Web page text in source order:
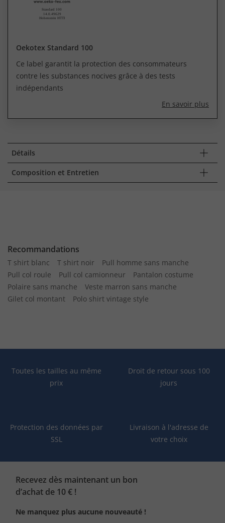
Oekotex Standard 100
Ce label garantit la protection des consommateurs
contre les substances nocives grâce à des tests
indépendants
En savoir plus
Détails
Composition et Entretien
Recommandations
T shirt blanc T shirt noir
Pull homme sans manche
Pull col roule
Pull col camionneur
Pantalon costume
Polaire sans manche
Veste marron sans manche
Gilet col montant
Polo shirt vintage style
Toutes les tailles au même
prix
Droit de retour sous 100
jours
Protection des données par
SSL
Livraison à l'adresse de
votre choix
Recevez dès maintenant un bon
d’achat de 10 € !
Ne manquez plus aucune nouveauté !